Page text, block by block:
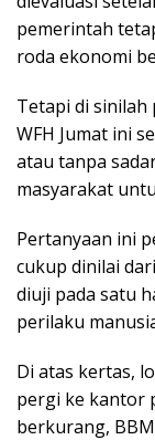
pemerintah
roda ekonomi
Tetapi di sinilah
WFH Jumat ini
atau tanpa
masyarakat
Pertanyaan ini
cukup dinilai
diuji pada satu
perilaku
Di atas kertas,
pergi ke kantor
berkurang,